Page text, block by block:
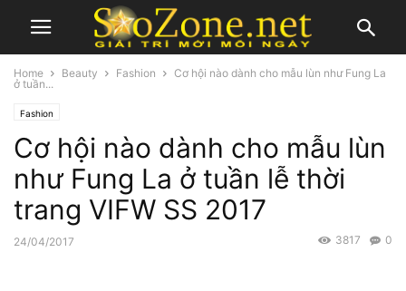
Home Beauty Fashion
Cơ hội nào dành cho mẫu lùn như Fung La
ở tuần...
Fashion
Cơ hội nào dành cho mẫu lùn
như Fung La ở tuần lễ thời
trang VIFW SS 2017
24/04/2017 0
3817